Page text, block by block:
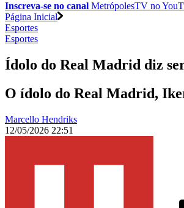
Inscreva-se no canal MetrópolesTV no
Página Inicial
Esportes
Esportes
Ídolo do Real Madrid diz
O ídolo do Real Madrid,
Marcello Hendriks
12/05/2026 22:51